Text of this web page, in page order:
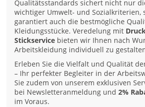
Qualitätsstandards sichert nicht nur
wichtiger Umwelt- und Sozialkriterien,
garantiert auch die bestmögliche
Kleidungsstücke. Veredelung mit
Stickservice bieten wir Ihnen nach
Arbeitskleidung individuell zu
Erleben Sie die Vielfalt und Qualität
– Ihr perfekter Begleiter in der
Sie zudem von unserem exklusiven
bei Newsletteranmeldung und2%
im Voraus.